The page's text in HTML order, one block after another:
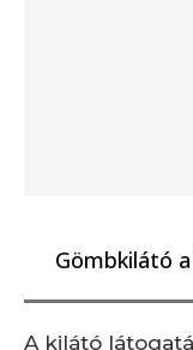
Gömbkilátó
A kilátó